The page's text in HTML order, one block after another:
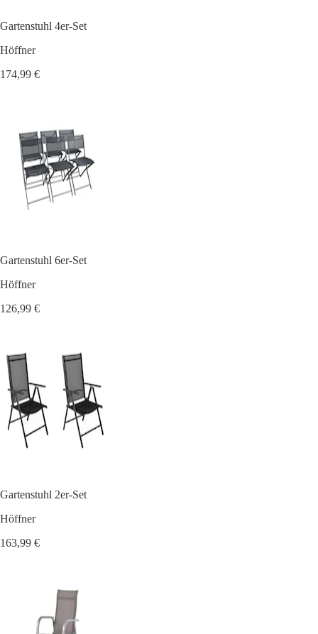
Gartenstuhl 4er-Set
Höffner
174,99 €
Gartenstuhl 6er-Set
Höffner
126,99 €
Gartenstuhl 2er-Set
Höffner
163,99 €